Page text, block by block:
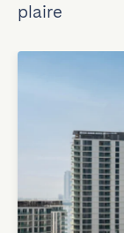
plaire